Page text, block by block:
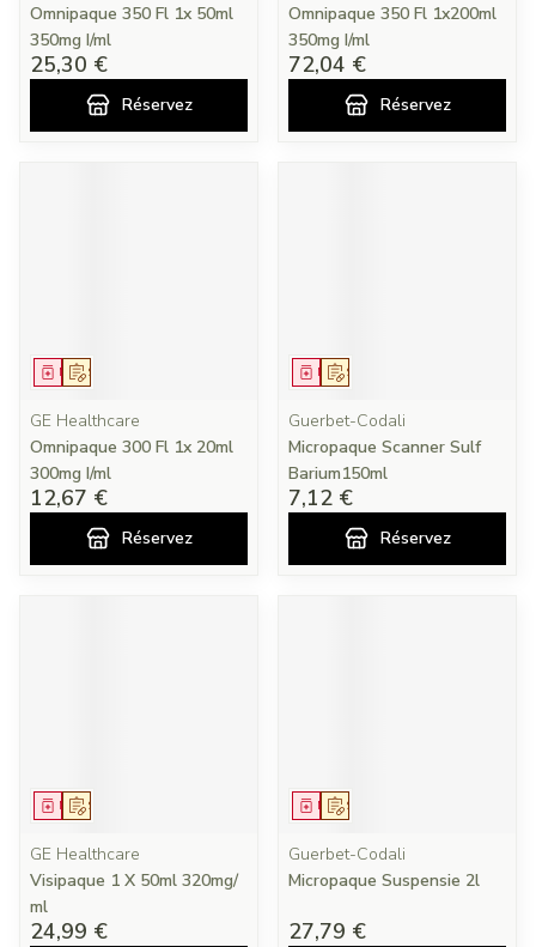
Omnipaque 350 Fl 1x 50ml
350mg I/ml
25,30 €
Réservez
Omnipaque 350 Fl 1x200ml
350mg I/ml
72,04 €
Réservez
Sur prescription
Médicament
GE Healthcare
Omnipaque 300 Fl 1x 20ml
300mg I/ml
12,67 €
Réservez
Sur prescription
Médicament
Guerbet-Codali
Micropaque Scanner Sulf
Barium150ml
7,12 €
Réservez
Sur prescription
Médicament
GE Healthcare
Visipaque 1 X 50ml 320mg/
ml
24,99 €
Sur prescription
Médicament
Guerbet-Codali
Micropaque Suspensie 2l
27,79 €